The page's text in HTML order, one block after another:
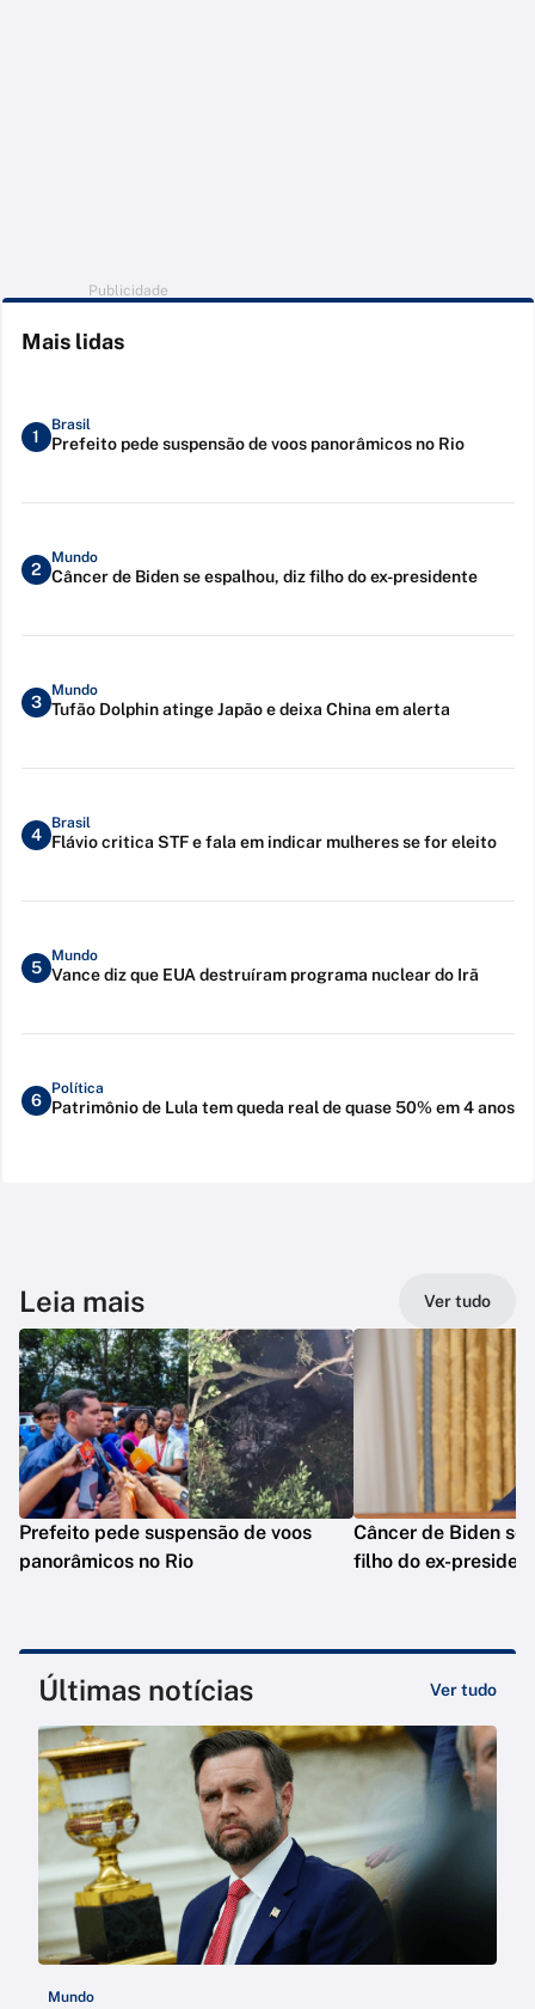
Publicidade
Mais lidas
1
Brasil
Prefeito pede suspensão de voos panorâmicos no Rio
2
Mundo
Câncer de Biden se espalhou, diz filho do ex-presidente
3
Mundo
Tufão Dolphin atinge Japão e deixa China em alerta
4
Brasil
Flávio critica STF e fala em indicar mulheres se for eleito
5
Mundo
Vance diz que EUA destruíram programa nuclear do Irã
6
Política
Patrimônio de Lula tem queda real de quase 50% em 4 anos
Leia mais Ver tudo
Prefeito pede suspensão de voos
panorâmicos no Rio
Câncer de Biden se
filho do ex-
Últimas notícias Ver tudo
Mundo